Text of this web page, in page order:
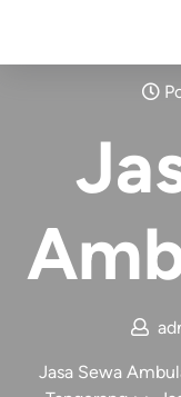
Jasa Sewa